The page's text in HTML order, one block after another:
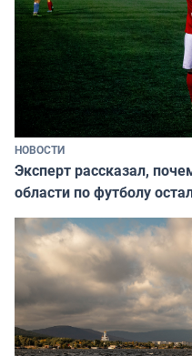
НОВОСТИ
Эксперт рассказал,
области по футболу